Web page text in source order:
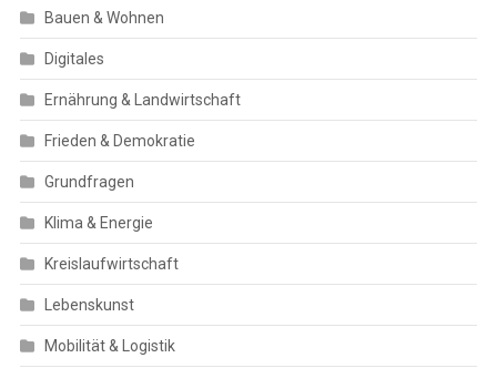
Bauen & Wohnen
Digitales
Ernährung & Landwirtschaft
Frieden & Demokratie
Grundfragen
Klima & Energie
Kreislaufwirtschaft
Lebenskunst
Mobilität & Logistik